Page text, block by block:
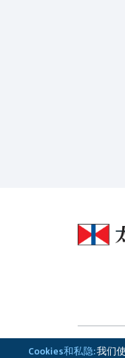
Cookies和私隐:我们